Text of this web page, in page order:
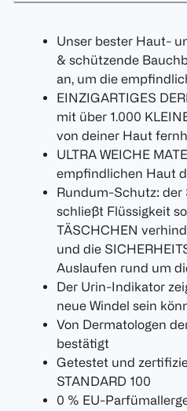
Unser bester Haut-
& schützende
an, um die
EINZIGARTIGES
mit über 1.000
von deiner Haut
ULTRA WEICHE
empfindlichen Haut
Rundum-Schutz: der
schließt Flüssigkeit
TÄSCHCHEN
und die
Auslaufen rund um
Der Urin-Indikator
neue Windel sein
Von Dermatologen
bestätigt
Getestet und
STANDARD 100
0 % EU-